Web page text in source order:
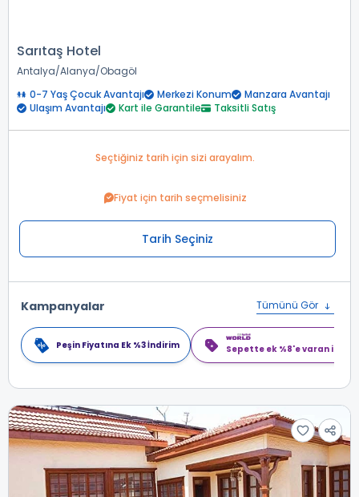
Sarıtaş Hotel
Antalya Alanya Obagöl
0-7 Yaş Çocuk Avantajı
Merkezi Konum
Manzara Avantajı
Ulaşım Avantajı
Kart ile Garantile Taksitli Satış
Seçtiğiniz tarih için sizi arayalım.
Fiyat için tarih seçmelisiniz
Tarih Seçiniz
Kampanyalar Tümünü Gör
Peşin Fiyatına Ek %3 İndirim Sepette ek %8'e varan